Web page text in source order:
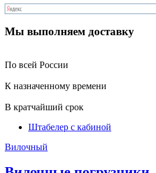
Мы выполняем доставку
По всей России
К назначенному времени
В кратчайший срок
Штабелер с кабиной
Вилочный